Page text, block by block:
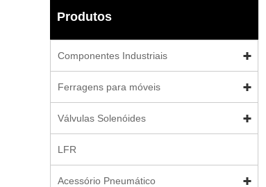
Produtos
Componentes Industriais
Ferragens para móveis
Válvulas Solenóides
LFR
Acessório Pneumático